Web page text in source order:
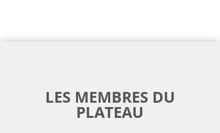
LES MEMBRES DU
PLATEAU